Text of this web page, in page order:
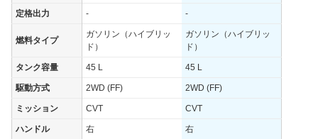
WLTCモード(市
- -
WLTCモード(郊
速道路)
- -
JC08モード - -
1015モード 35.5km/L 35.5km/L
定格出力 - -
燃料タイプ
ガソリン（ハイブリッ
ド）
ガソリン（ハイブリッ
ド）
タンク容量 45 L 45 L
駆動方式 2WD (FF) 2WD (FF)
ミッション CVT CVT
ハンドル 右 右